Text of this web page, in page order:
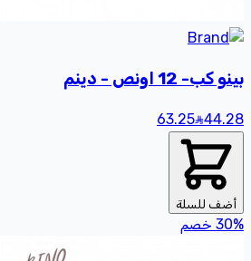
بينو كب- 12 اونص - دينم
44.28
63.25
أضف للسلة
30% خصم